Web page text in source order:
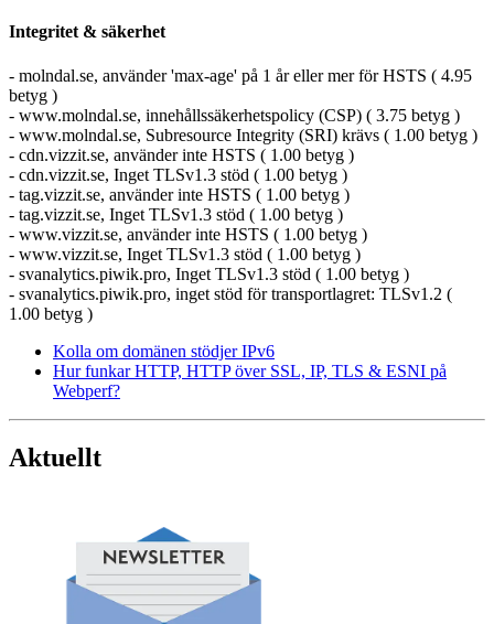
Integritet & säkerhet
- molndal.se, använder 'max-age' på 1 år eller mer för HSTS ( 4.95
betyg )
- www.molndal.se, innehållssäkerhetspolicy (CSP) ( 3.75 betyg )
- www.molndal.se, Subresource Integrity (SRI) krävs ( 1.00 betyg )
- cdn.vizzit.se, använder inte HSTS ( 1.00 betyg )
- cdn.vizzit.se, Inget TLSv1.3 stöd ( 1.00 betyg )
- tag.vizzit.se, använder inte HSTS ( 1.00 betyg )
- tag.vizzit.se, Inget TLSv1.3 stöd ( 1.00 betyg )
- www.vizzit.se, använder inte HSTS ( 1.00 betyg )
- www.vizzit.se, Inget TLSv1.3 stöd ( 1.00 betyg )
- svanalytics.piwik.pro, Inget TLSv1.3 stöd ( 1.00 betyg )
- svanalytics.piwik.pro, inget stöd för transportlagret: TLSv1.2 (
1.00 betyg )
Kolla om domänen stödjer IPv6
Hur funkar HTTP, HTTP över SSL, IP, TLS & ESNI på
Webperf?
Aktuellt